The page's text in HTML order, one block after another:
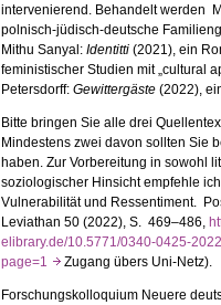
intervenierend. Behandelt werden
polnisch-jüdisch-deutsche
Mithu Sanyal: Identitti(2021), ein
feministischer Studien mit „cultural
Petersdorff: Gewittergäste(2022),
Bitte bringen Sie alle drei
Mindestens zwei davon sollten Sie
haben. Zur Vorbereitung in sowohl
soziologischer Hinsicht empfehle
Vulnerabilität und Ressentiment.
Leviathan 50 (2022), S. 469–486,
elibrary.de/10.5771/0340-0425-
page=1 Zugang übers Uni-Netz).
Forschungskolloquium Neuere